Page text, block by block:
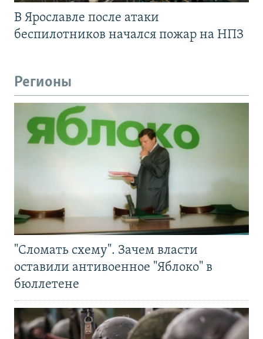
В Ярославле после атаки
беспилотников начался пожар на НПЗ
Регионы
"Сломать схему". Зачем власти
оставили антивоенное "Яблоко" в
бюллетене